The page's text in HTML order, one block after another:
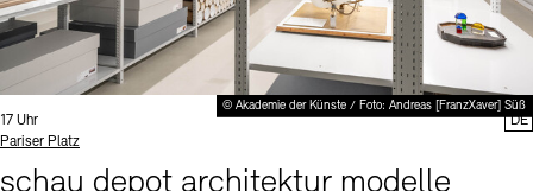
© Akademie der Künste / Foto: Andreas [FranzXaver] Süß
Uhrzeit:
17 Uhr
Standort
Pariser Platz
schau depot architektur modelle
DE